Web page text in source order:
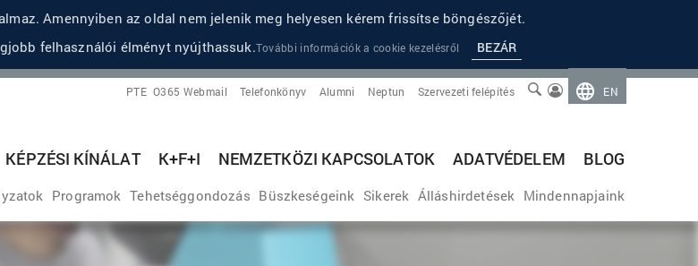
Amennyiben az oldal nem jelenik meg helyesen kérem frissítse böngészőjét.
felhasználói élményt nyújthassuk.További információk a cookie kezelésről BEZÁR
EN
Szervezeti felépítés
Neptun
Alumni
Telefonkönyv
O365 Webmail
PTE
KÉPZÉSI KÍNÁLAT K+F+I NEMZETKÖZI KAPCSOLATOK ADATVÉDELEM BLOG
Programok Tehetséggondozás Büszkeségeink Sikerek Álláshirdetések Mindennapjaink